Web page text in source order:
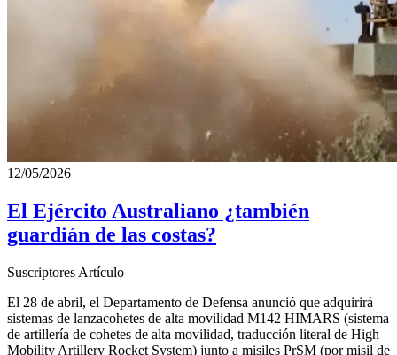
12/05/2026
El Ejército Australiano ¿también
guardián de las costas?
Suscriptores Artículo
El 28 de abril, el Departamento de Defensa anunció que adquirirá
sistemas de lanzacohetes de alta movilidad M142 HIMARS (sistema
de artillería de cohetes de alta movilidad, traducción literal de High
Mobility Artillery Rocket System) junto a misiles PrSM (por misil de